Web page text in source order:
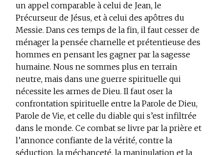
un appel comparable à celui de Jean, le
Précurseur de Jésus, et à celui des apôtres du
Messie. Dans ces temps de la fin, il faut cesser de
ménager la pensée charnelle et prétentieuse des
hommes en pensant les gagner par la sagesse
humaine. Nous ne sommes plus en terrain
neutre, mais dans une guerre spirituelle qui
nécessite les armes de Dieu. Il faut oser la
confrontation spirituelle entre la Parole de Dieu,
Parole de Vie, et celle du diable qui s’est infiltrée
dans le monde. Ce combat se livre par la prière et
l’annonce confiante de la vérité, contre la
séduction, la méchanceté, la manipulation et la